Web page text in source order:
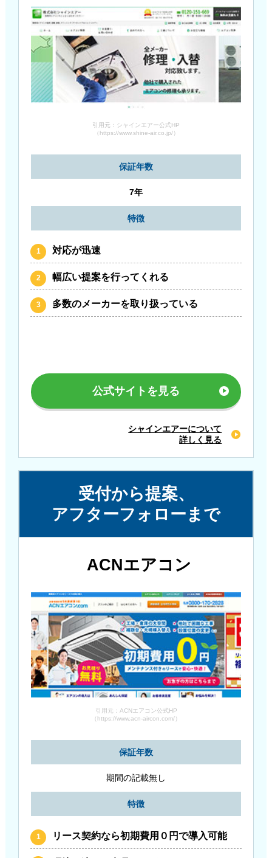
引用元：シャインエアー公式HP
（https://www.shine-air.co.jp/）
保証年数
7年
特徴
対応が迅速
幅広い提案を行ってくれる
多数のメーカーを取り扱っている
公式サイトを見る
シャインエアーについて
詳しく見る
受付から提案、
アフターフォローまで
ACNエアコン
引用元：ACNエアコン公式HP
（https://www.acn-aircon.com/）
保証年数
期間の記載無し
特徴
リース契約なら初期費用０円で導入可能